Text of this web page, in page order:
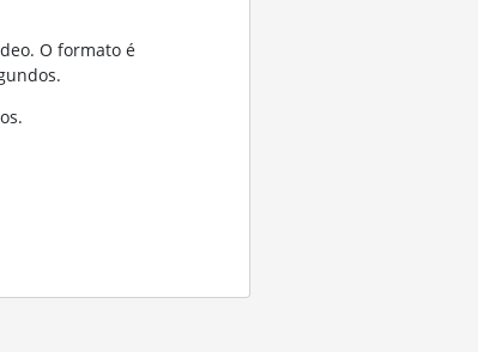
O formato é